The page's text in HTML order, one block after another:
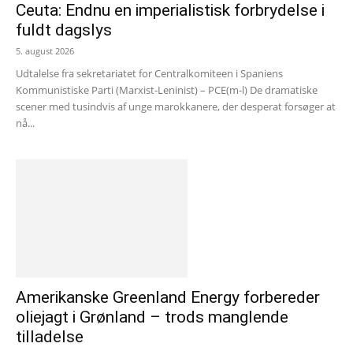
Ceuta: Endnu en imperialistisk forbrydelse i
fuldt dagslys
5. august 2026
Udtalelse fra sekretariatet for Centralkomiteen i Spaniens
Kommunistiske Parti (Marxist-Leninist) – PCE(m-l) De dramatiske
scener med tusindvis af unge marokkanere, der desperat forsøger at
nå...
Amerikanske Greenland Energy forbereder
oliejagt i Grønland – trods manglende
tilladelse